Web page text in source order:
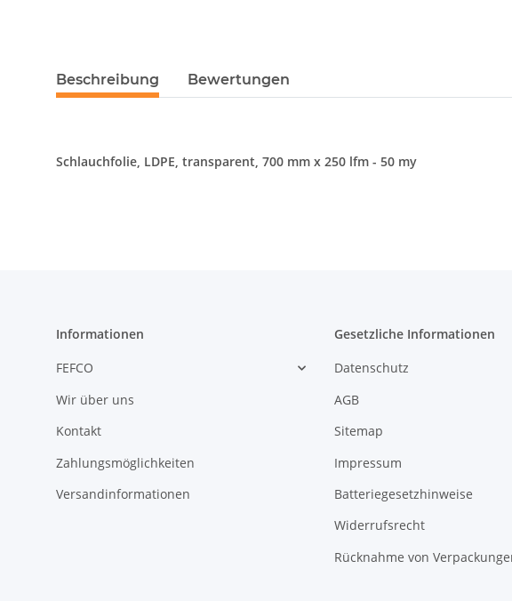
Beschreibung Bewertungen
Schlauchfolie, LDPE, transparent, 700 mm x 250 lfm - 50 my
Informationen
FEFCO
Wir über uns
Kontakt
Zahlungsmöglichkeiten
Versandinformationen
Gesetzliche Informationen
Datenschutz
AGB
Sitemap
Impressum
Batteriegesetzhinweise
Widerrufsrecht
Rücknahme von